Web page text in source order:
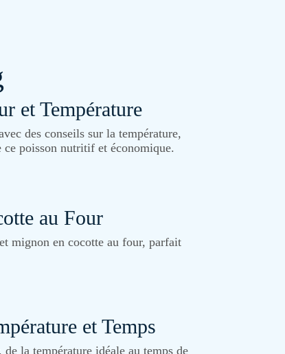
et Température
des conseils sur la température,
ce poisson nutritif et économique.
au Four
mignon en cocotte au four, parfait
et Temps
la température idéale au temps de